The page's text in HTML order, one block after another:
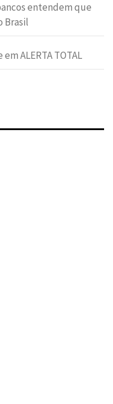
entendem que
Brasil
ALERTA TOTAL